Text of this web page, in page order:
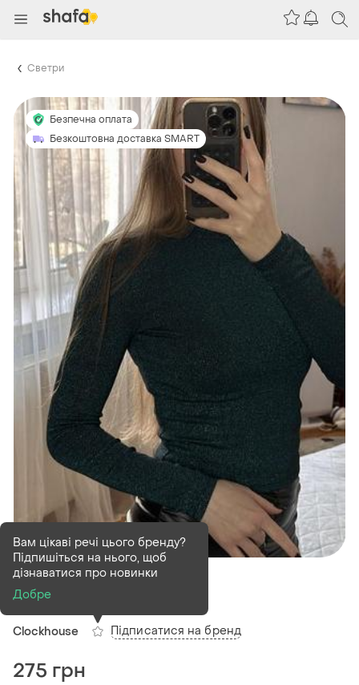
Светри
Безпечна оплата
Безкоштовна доставка SMART
В наявності1 шт
Кофта з люрексу
Clockhouse
Вам цікаві речі цього бренду?
Підпишіться на нього, щоб
дізнаватися про новинки
Добре
Підписатися на бренд
275 грн